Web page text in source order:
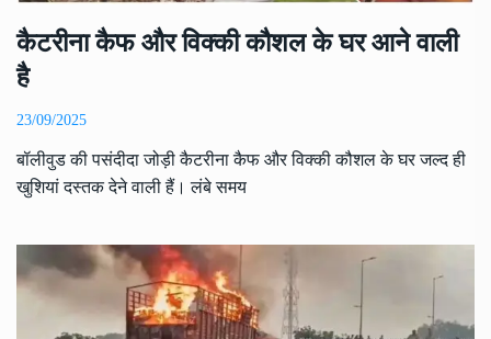
कैटरीना कैफ और विक्की कौशल के घर आने वाली
है
23/09/2025
बॉलीवुड की पसंदीदा जोड़ी कैटरीना कैफ और विक्की कौशल के घर जल्द ही
खुशियां दस्तक देने वाली हैं। लंबे समय